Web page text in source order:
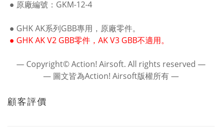
● 原廠編號：GKM-12-4
● GHK AK系列GBB專用，原廠零件。
● GHK AK V2 GBB零件，AK V3 GBB不適用。
― Copyright© Action! Airsoft. All rights reserved ―
― 圖文皆為Action! Airsoft版權所有 ―
顧客評價